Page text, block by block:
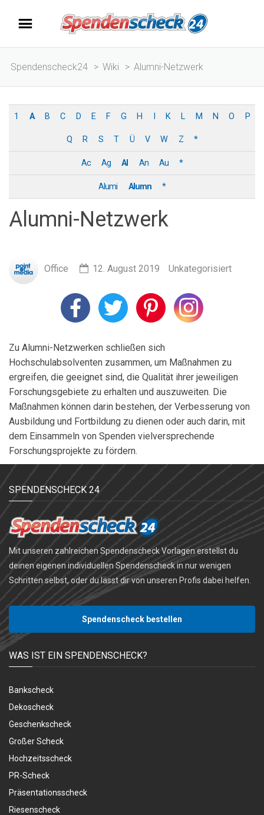
Spendenscheck24 > Wiki > Alumni-Netzwerk
1 A B C D E F G H K L M N O P
Q R S T Ü V W Z *
Ac Ag Al An Au *
Alumi Alumn *
Alumni-Netzwerk
Office 12. August 2019 Unkategorisiert
Zu Alumni-Netzwerken schließen sich
Hochschulabsolventen zusammen, um Maßnahmen zu
ergreifen, die geeignet sind, die Qualität ihrer jeweiligen
Forschungsgebiete zu erhalten und auszuweiten. Die
Maßnahmen können darin bestehen, der Verbesserung von
Ausbildung und Fortbildung zu dienen oder auch darin, mit
dem Einsammeln von Spenden vielversprechende
Forschungsprojekte zu fördern.
SPENDENSCHECK 24
Mit unseren zahlreichen Spendenscheck Vorlagen erstellst du
deinen eigenen individuellen Spendenscheck in nur wenigen
Schritten selbst, oder du lässt dir von unseren Profis dabei helfen.
Spendenscheck bestellen
WAS IST EIN SPENDENSCHECK?
Bankscheck
Dekoscheck
Geschenkscheck
Großer Scheck
Hochzeitsscheck
PR-Scheck
Präsentationsscheck
Riesenscheck